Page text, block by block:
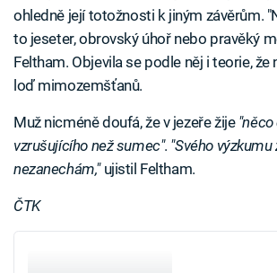
ohledně její totožnosti k jiným závěrům.
to jeseter, obrovský úhoř nebo pravěký
Feltham. Objevila se podle něj i teorie, že
loď mimozemšťanů.
Muž nicméně doufá, že v jezeře žije
vzrušujícího než sumec". "Svého
nezanechám,"ujistil Feltham.
ČTK